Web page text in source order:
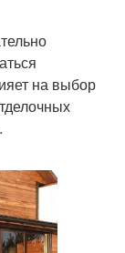
на выбор